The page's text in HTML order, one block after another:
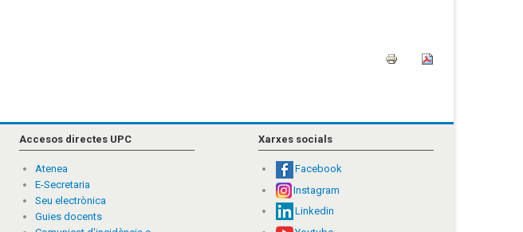
Accesos directes UPC
Atenea
E-Secretaria
Seu electrònica
Guies docents
Xarxes socials
Facebook
Instagram
Linkedin